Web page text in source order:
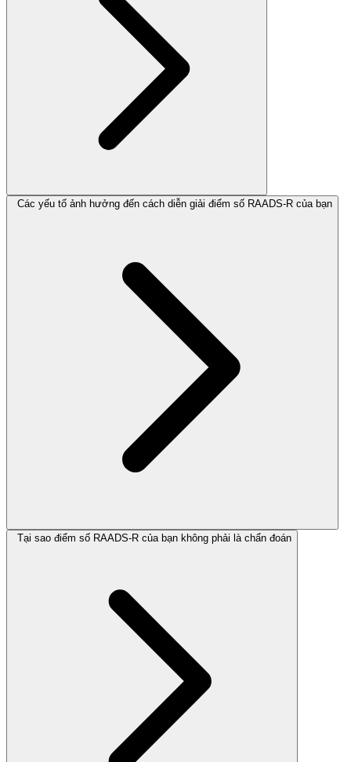
Các yếu tố ảnh hưởng đến cách diễn giải điểm số RAADS-R của bạn
Tại sao điểm số RAADS-R của bạn không phải là chẩn đoán